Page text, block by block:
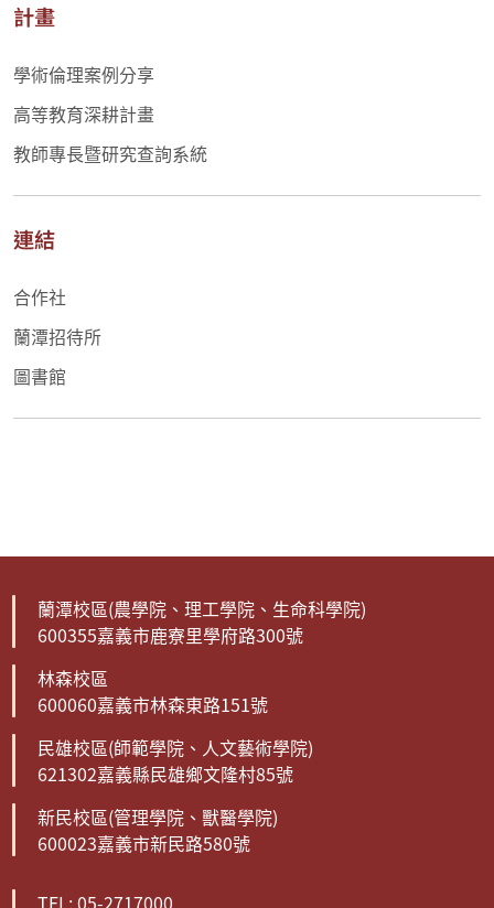
計畫
學術倫理案例分享
高等教育深耕計畫
教師專長暨研究查詢系統
連結
合作社
蘭潭招待所
圖書館
蘭潭校區(農學院、理工學院、生命科學院)
600355嘉義市鹿寮里學府路300號
林森校區
600060嘉義市林森東路151號
民雄校區(師範學院、人文藝術學院)
621302嘉義縣民雄鄉文隆村85號
新民校區(管理學院、獸醫學院)
600023嘉義市新民路580號
TEL: 05-2717000